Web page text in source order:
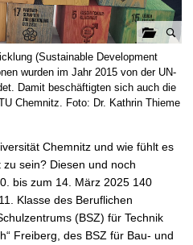
G
a
e
ö
n
(Sustainable Development
wurden im Jahr 2015 von der UN-
Damit beschäftigten sich auch die
Chemnitz. Foto: Dr. Kathrin Thieme
Chemnitz und wie fühlt es
sein? Diesen und noch
bis zum 14. März 2025 140
Klasse des Beruflichen
(BSZ) für Technik
Freiberg, des BSZ für Bau- und